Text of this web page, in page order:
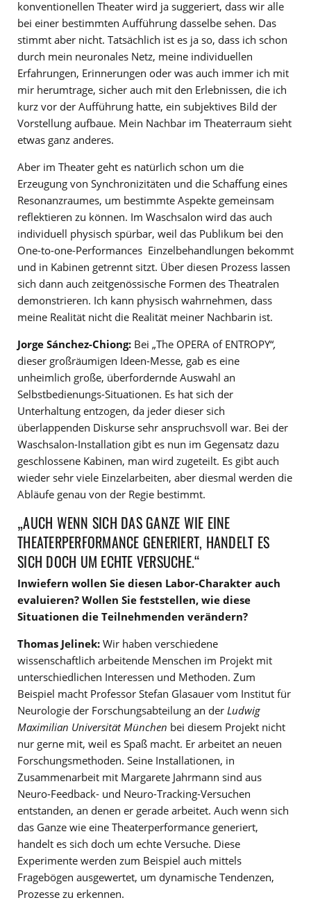
konventionellen Theater wird ja suggeriert, dass wir alle
bei einer bestimmten Aufführung dasselbe sehen. Das
stimmt aber nicht. Tatsächlich ist es ja so, dass ich schon
durch mein neuronales Netz, meine individuellen
Erfahrungen, Erinnerungen oder was auch immer ich mit
mir herumtrage, sicher auch mit den Erlebnissen, die ich
kurz vor der Aufführung hatte, ein subjektives Bild der
Vorstellung aufbaue. Mein Nachbar im Theaterraum sieht
etwas ganz anderes.
Aber im Theater geht es natürlich schon um die
Erzeugung von Synchronizitäten und die Schaffung eines
Resonanzraumes, um bestimmte Aspekte gemeinsam
reflektieren zu können. Im Waschsalon wird das auch
individuell physisch spürbar, weil das Publikum bei den
One-to-one-Performances Einzelbehandlungen bekommt
und in Kabinen getrennt sitzt. Über diesen Prozess lassen
sich dann auch zeitgenössische Formen des Theatralen
demonstrieren. Ich kann physisch wahrnehmen, dass
meine Realität nicht die Realität meiner Nachbarin ist.
Jorge Sánchez-Chiong: Bei „The OPERA of ENTROPY“,
dieser großräumigen Ideen-Messe, gab es eine
unheimlich große, überfordernde Auswahl an
Selbstbedienungs-Situationen. Es hat sich der
Unterhaltung entzogen, da jeder dieser sich
überlappenden Diskurse sehr anspruchsvoll war. Bei der
Waschsalon-Installation gibt es nun im Gegensatz dazu
geschlossene Kabinen, man wird zugeteilt. Es gibt auch
wieder sehr viele Einzelarbeiten, aber diesmal werden die
Abläufe genau von der Regie bestimmt.
„AUCH WENN SICH DAS GANZE WIE EINE
THEATERPERFORMANCE GENERIERT, HANDELT ES
SICH DOCH UM ECHTE VERSUCHE.“
Inwiefern wollen Sie diesen Labor-Charakter auch
evaluieren? Wollen Sie feststellen, wie diese
Situationen die Teilnehmenden verändern?
Thomas Jelinek: Wir haben verschiedene
wissenschaftlich arbeitende Menschen im Projekt mit
unterschiedlichen Interessen und Methoden. Zum
Beispiel macht Professor Stefan Glasauer vom Institut für
Neurologie der Forschungsabteilung an der Ludwig
Maximilian Universität München bei diesem Projekt nicht
nur gerne mit, weil es Spaß macht. Er arbeitet an neuen
Forschungsmethoden. Seine Installationen, in
Zusammenarbeit mit Margarete Jahrmann sind aus
Neuro-Feedback- und Neuro-Tracking-Versuchen
entstanden, an denen er gerade arbeitet. Auch wenn sich
das Ganze wie eine Theaterperformance generiert,
handelt es sich doch um echte Versuche. Diese
Experimente werden zum Beispiel auch mittels
Fragebögen ausgewertet, um dynamische Tendenzen,
Prozesse zu erkennen.